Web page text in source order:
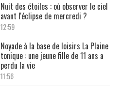
Nuit des étoiles : où observer le ciel
avant l'éclipse de mercredi ?
12:59
Noyade à la base de loisirs La Plaine
tonique : une jeune fille de 11 ans a
perdu la vie
11:56